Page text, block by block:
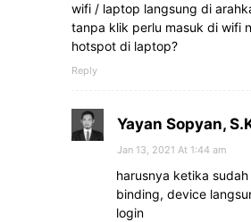
wifi / laptop langsung di
tanpa klik perlu masuk di wifi
hotspot di laptop?
Reply
Yayan Sopyan,
Jan 13, 2021 At 1:44 am
harusnya ketika
binding, device
login